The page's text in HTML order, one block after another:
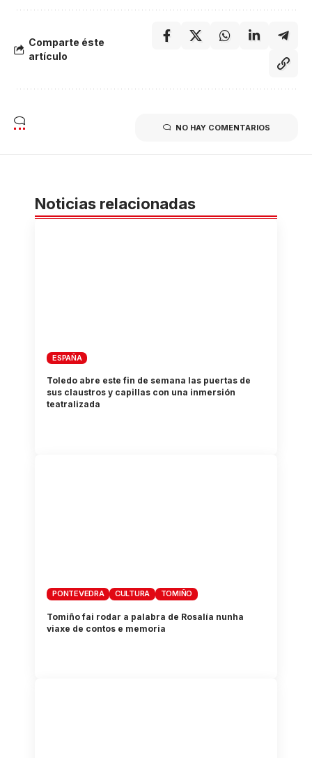
Comparte éste
artículo
NO HAY COMENTARIOS
Noticias relacionadas
ESPAÑA
Toledo abre este fin de semana las puertas de
sus claustros y capillas con una inmersión
teatralizada
PONTEVEDRA CULTURA TOMIÑO
Tomiño fai rodar a palabra de Rosalía nunha
viaxe de contos e memoria